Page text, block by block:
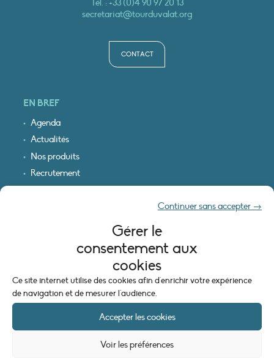
Gérer le
consentement aux
cookies
Ce site internet utilise des cookies afin d'enrichir votre expérience
de navigation et de mesurer l'audience.
Accepter les cookies
Continuer sans accepter →
Voir les préférences
Tél. :+33 (0)4 90 97 20 13
secretariat@tourduvalat.org
CONTACT
EN BREF
Agenda
Actualités
Nos produits
Recrutement
INFORMATIONS LÉGALES
Mentions légales
Politique de cookies (UE)